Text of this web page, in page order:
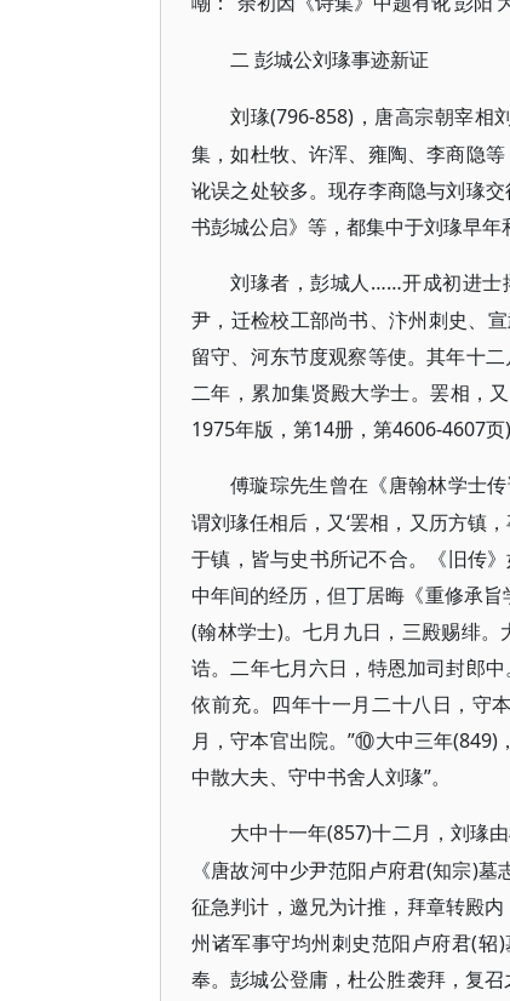
二 彭城公刘瑑事迹新证
刘瑑(796-858)，唐高宗朝宰相
集，如杜牧、许浑、雍陶、李商隐
讹误之处较多。现存李商隐与刘瑑
书彭城公启》等，都集中于刘瑑早年
刘瑑者，彭城人 ……开成初进士
尹，迁检校工部尚书、汴州刺史、
留守、河东节度观察等使。其年十
二年，累加集贤殿大学士。罢相，
1975年版，第14册，第4606-4607页)
傅璇琮先生曾在《唐翰林学士
谓刘瑑任相后，又‘罢相，又历方镇
于镇，皆与史书所记不合。《旧传
中年间的经历，但丁居晦《重修承
(翰林学士)。七月九日，三殿赐绯
诰。二年七月六日，特恩加司封郎
依前充。四年十一月二十八日，守
月，守本官出院。”⑩大中三年(849)
中散大夫、守中书舍人刘瑑”。
大中十一年(857)十二月，刘瑑
《唐故河中少尹范阳卢府君(知宗)
征急判计，邀兄为计推，拜章转殿
州诸军事守均州刺史范阳卢府君(轺
奉。彭城公登庸，杜公胜袭拜，复